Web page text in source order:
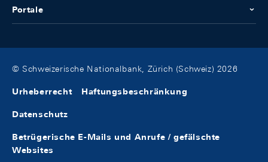
Portale
© Schweizerische Nationalbank, Zürich (Schweiz) 2026
Urheberrecht Haftungsbeschränkung
Datenschutz
Betrügerische E-Mails und Anrufe / gefälschte
Websites